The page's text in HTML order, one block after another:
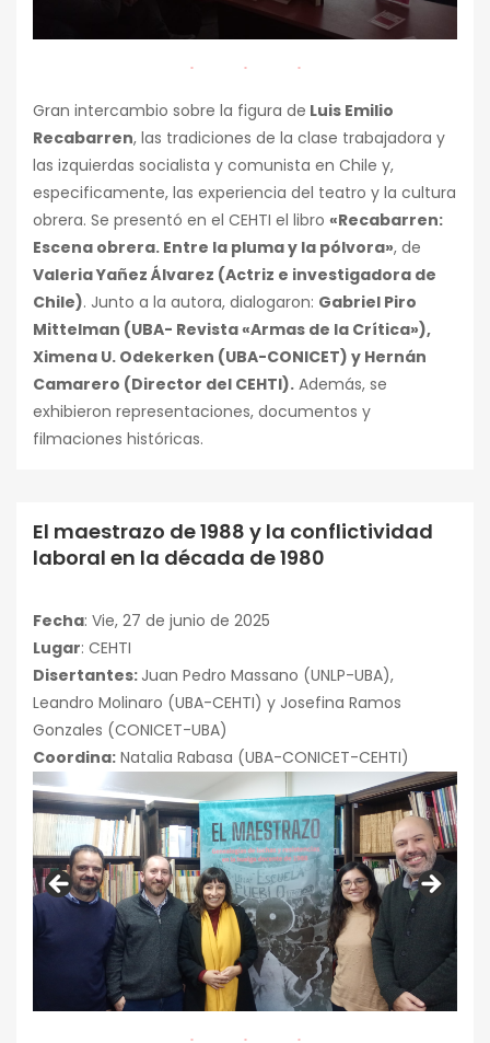
Gran intercambio sobre la figura de Luis Emilio
Recabarren, las tradiciones de la clase trabajadora y
las izquierdas socialista y comunista en Chile y,
especificamente, las experiencia del teatro y la cultura
obrera. Se presentó en el CEHTI el libro «Recabarren:
Escena obrera. Entre la pluma y la pólvora», de
Valeria Yañez Álvarez (Actriz e investigadora de
Chile). Junto a la autora, dialogaron: Gabriel Piro
Mittelman (UBA- Revista «Armas de la Crítica»),
Ximena U. Odekerken (UBA-CONICET) y Hernán
Camarero (Director del CEHTI). Además, se
exhibieron representaciones, documentos y
filmaciones históricas.
Conferencias
El maestrazo de 1988 y la conflictividad
laboral en la década de 1980
Fecha: Vie, 27 de junio de 2025
Lugar: CEHTI
Disertantes: Juan Pedro Massano (UNLP-UBA),
Leandro Molinaro (UBA-CEHTI) y Josefina Ramos
Gonzales (CONICET-UBA)
Coordina: Natalia Rabasa (UBA-CONICET-CEHTI)